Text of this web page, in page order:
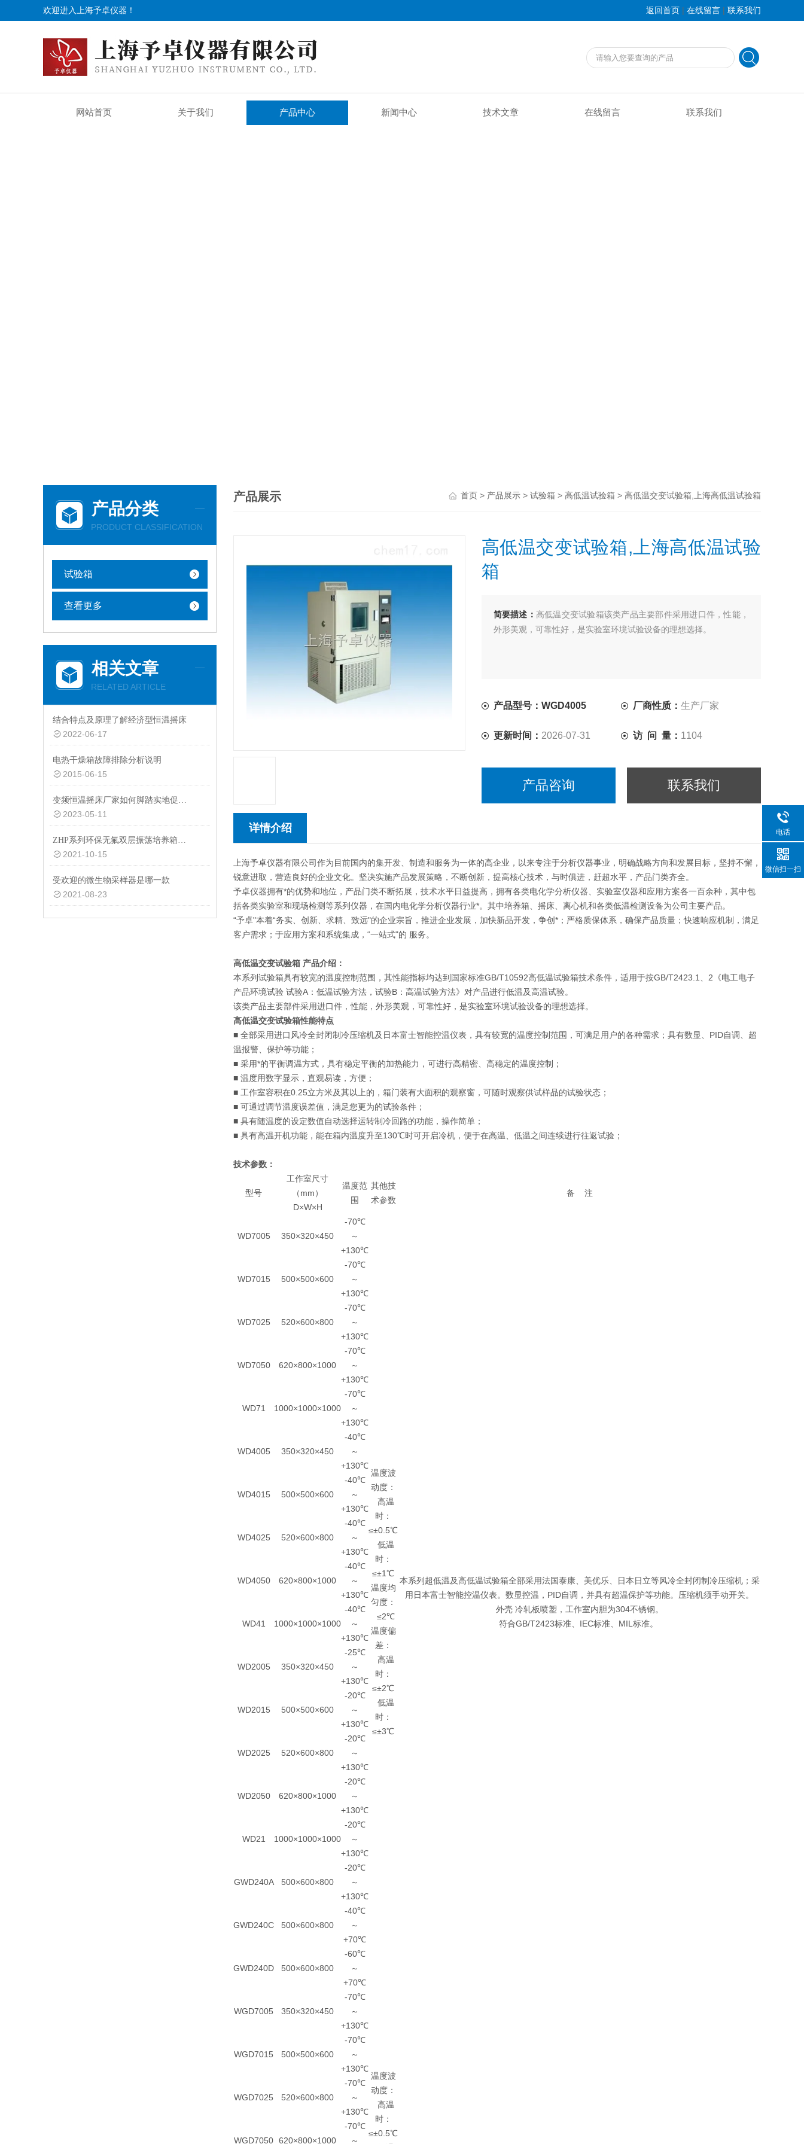
欢迎进入上海予卓仪器！ 返回首页 | 在线留言 | 联系我们
网站首页 关于我们 产品中心 新闻中心 技术文章 在线留言 联系我们
产品分类
PRODUCT CLASSIFICATION
试验箱
查看更多
相关文章
RELATED ARTICLE
结合特点及原理了解经济型恒温摇床
2022-06-17
电热干燥箱故障排除分析说明
2015-06-15
变频恒温摇床厂家如何脚踏实地促发展？
2023-05-11
ZHP系列环保无氟双层振荡培养箱优点说明
2021-10-15
受欢迎的微生物采样器是哪一款
2021-08-23
产品展示 首页 > 产品展示 > 试验箱 > 高低温试验箱 > 高低温交变试验箱,上海高低温试验箱
高低温交变试验箱,上海高低温试验
箱
简要描述： 高低温交变试验箱该类产品主要部件采用进口件，性能，
外形美观，可靠性好，是实验室环境试验设备的理想选择。
产品型号：WGD4005 厂商性质：生产厂家
更新时间： 2026-07-31 访 问 量： 1104
产品咨询 联系我们
详情介绍
上海予卓仪器有限公司作为目前国内的集开发、制造和服务为一体的高企业，以来专注于分析仪器事业，明确战略方向和发展目标，坚持不懈，
锐意进取，营造良好的企业文化。坚决实施产品发展策略，不断创新，提高核心技术，与时俱进，赶超水平，产品门类齐全。
予卓仪器拥有*的优势和地位，产品门类不断拓展，技术水平日益提高，拥有各类电化学分析仪器、实验室仪器和应用方案各一百余种，其中包
括各类实验室和现场检测等系列仪器，在国内电化学分析仪器行业*。其中培养箱、摇床、离心机和各类低温检测设备为公司主要产品。
“予卓"本着“务实、创新、求精、致远"的企业宗旨，推进企业发展，加快新品开发，争创*；严格质保体系，确保产品质量；快速响应机制，满足
客户需求；于应用方案和系统集成，“一站式"的 服务。
高低温交变试验箱 产品介绍：
本系列试验箱具有较宽的温度控制范围，其性能指标均达到国家标准GB/T10592高低温试验箱技术条件，适用于按GB/T2423.1、2《电工电子
产品环境试验 试验A：低温试验方法，试验B：高温试验方法》对产品进行低温及高温试验。
该类产品主要部件采用进口件，性能，外形美观，可靠性好，是实验室环境试验设备的理想选择。
高低温交变试验箱性能特点
■ 全部采用进口风冷全封闭制冷压缩机及日本富士智能控温仪表，具有较宽的温度控制范围，可满足用户的各种需求；具有数显、PID自调、超
温报警、保护等功能；
■ 采用*的平衡调温方式，具有稳定平衡的加热能力，可进行高精密、高稳定的温度控制；
■ 温度用数字显示，直观易读，方便；
■ 工作室容积在0.25立方米及其以上的，箱门装有大面积的观察窗，可随时观察供试样品的试验状态；
■ 可通过调节温度误差值，满足您更为的试验条件；
■ 具有随温度的设定数值自动选择运转制冷回路的功能，操作简单；
■ 具有高温开机功能，能在箱内温度升至130℃时可开启冷机，便于在高温、低温之间连续进行往返试验；
技术参数：
型号
工作室尺寸
（mm）
D×W×H
温度范
围
其他技
术参数
备 注
WD7005 350×320×450
-70℃
～
+130℃
温度波
动度：
高温
时：
≤±0.5℃
低温
时：
≤±1℃
温度均
匀度：
≤2℃
温度偏
差：
高温
时：
≤±2℃
低温
时：
≤±3℃
本系列超低温及高低温试验箱全部采用法国泰康、美优乐、日本日立等风冷全封闭制冷压缩机；采
用日本富士智能控温仪表。数显控温，PID自调，并具有超温保护等功能。压缩机须手动开关。
外壳 冷轧板喷塑，工作室内胆为304不锈钢。
符合GB/T2423标准、IEC标准、MIL标准。
WD7015 500×500×600
-70℃
～
+130℃
WD7025 520×600×800
-70℃
～
+130℃
WD7050 620×800×1000
-70℃
～
+130℃
WD71 1000×1000×1000
-70℃
～
+130℃
WD4005 350×320×450
-40℃
～
+130℃
WD4015 500×500×600
-40℃
～
+130℃
WD4025 520×600×800
-40℃
～
+130℃
WD4050 620×800×1000
-40℃
～
+130℃
WD41 1000×1000×1000
-40℃
～
+130℃
WD2005 350×320×450
-25℃
～
+130℃
WD2015 500×500×600
-20℃
～
+130℃
WD2025 520×600×800
-20℃
～
+130℃
WD2050 620×800×1000
-20℃
～
+130℃
WD21 1000×1000×1000
-20℃
～
+130℃
GWD240A 500×600×800
-20℃
～
+130℃
GWD240C 500×600×800
-40℃
～
+70℃
GWD240D 500×600×800
-60℃
～
+70℃
WGD7005 350×320×450
-70℃
～
+130℃
温度波
动度：
高温
时：
≤±0.5℃
WGD7015 500×500×600
-70℃
～
+130℃
WGD7025 520×600×800
-70℃
～
+130℃
WGD7050 620×800×1000
-70℃
～
电话
微信扫一扫